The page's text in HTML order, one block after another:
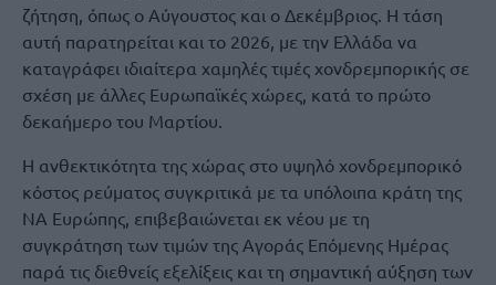
ζήτηση, όπως ο Αύγουστος και ο Δεκέμβριος. H τάση
αυτή παρατηρείται και το 2026, με την Ελλάδα να
καταγράφει ιδιαίτερα χαμηλές τιμές χονδρεμπορικής σε
σχέση με άλλες Ευρωπαϊκές χώρες, κατά το πρώτο
δεκαήμερο του Μαρτίου.
Η ανθεκτικότητα της χώρας στο υψηλό χονδρεμπορικό
κόστος ρεύματος συγκριτικά με τα υπόλοιπα κράτη της
ΝΑ Ευρώπης, επιβεβαιώνεται εκ νέου με τη
συγκράτηση των τιμών της Αγοράς Επόμενης Ημέρας
παρά τις διεθνείς εξελίξεις και τη σημαντική αύξηση των